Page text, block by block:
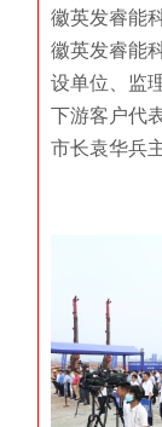
徽英发睿能
徽英发睿能
设单位、监
下游客户代
市长袁华兵